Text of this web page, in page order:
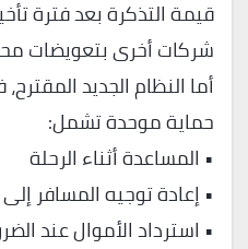
قيمة التذكرة بعد فترة
شركات أخرى بتعويضات
أما النظام الجديد
حماية موحدة تشمل:
• المساعدة أثناء الرحلة
• إعادة توجيه المسافر
• استرداد الأموال عند